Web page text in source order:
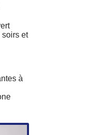
soirs et
à